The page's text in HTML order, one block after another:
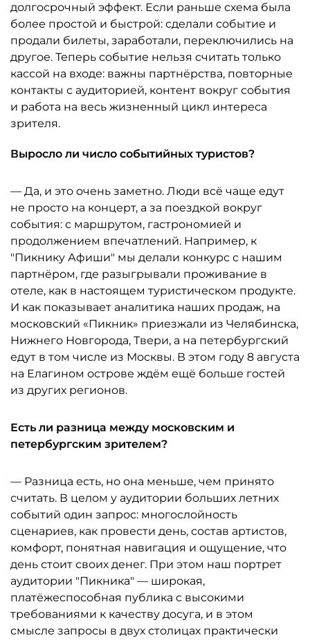
долгосрочный эффект. Если раньше схема была
более простой и быстрой: сделали событие и
продали билеты, заработали, переключились на
другое. Теперь событие нельзя считать только
кассой на входе: важны партнёрства, повторные
контакты с аудиторией, контент вокруг события
и работа на весь жизненный цикл интереса
зрителя.
Выросло ли число событийных туристов?
— Да, и это очень заметно. Люди всё чаще едут
не просто на концерт, а за поездкой вокруг
события: с маршрутом, гастрономией и
продолжением впечатлений. Например, к
"Пикнику Афиши" мы делали конкурс с нашим
партнёром, где разыгрывали проживание в
отеле, как в настоящем туристическом продукте.
И как показывает аналитика наших продаж, на
московский «Пикник» приезжали из Челябинска,
Нижнего Новгорода, Твери, а на петербургский
едут в том числе из Москвы. В этом году 8 августа
на Елагином острове ждём ещё больше гостей
из других регионов.
Есть ли разница между московским и
петербургским зрителем?
— Разница есть, но она меньше, чем принято
считать. В целом у аудитории больших летних
событий один запрос: многослойность
сценариев, как провести день, состав артистов,
комфорт, понятная навигация и ощущение, что
день стоит своих денег. При этом наш портрет
аудитории "Пикника" — широкая,
платёжеспособная публика с высокими
требованиями к качеству досуга, и в этом
смысле запросы в двух столицах практически